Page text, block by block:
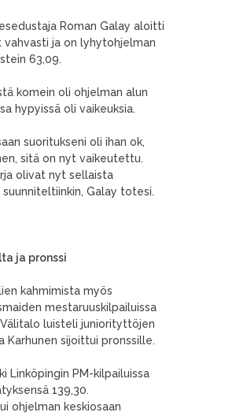
Roman Galay aloitti
vahvasti ja on lyhytohjelman
63,09.
komein oli ohjelman alun
hypyissä oli vaikeuksia.
suoritukseni oli ihan ok,
sitä on nyt vaikeutettu.
olivat nyt sellaista
Galay totesi.
ja pronssi
kahmimista myös
mestaruuskilpailuissa
Välitalo luisteli juniorityttöjen
Karhunen sijoittui pronssille.
Linköpingin PM-kilpailuissa
139,30.
ohjelman keskiosaan